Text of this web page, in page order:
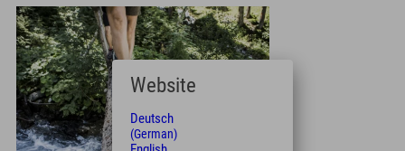
Website
Deutsch
(German)